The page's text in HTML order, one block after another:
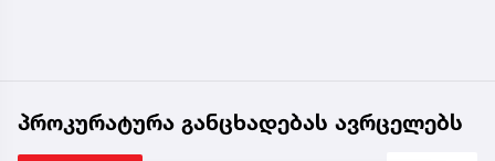
პროკურატურა განცხადებას ავრცელებს